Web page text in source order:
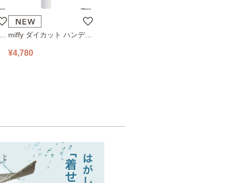
miffy ダイカット ハンディ
ホワイト
¥4,780